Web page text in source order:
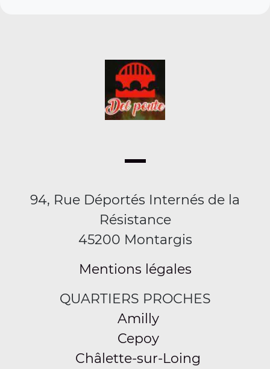
94, Rue Déportés Internés de la
Résistance
45200 Montargis
Mentions légales
QUARTIERS PROCHES
Amilly
Cepoy
Châlette-sur-Loing